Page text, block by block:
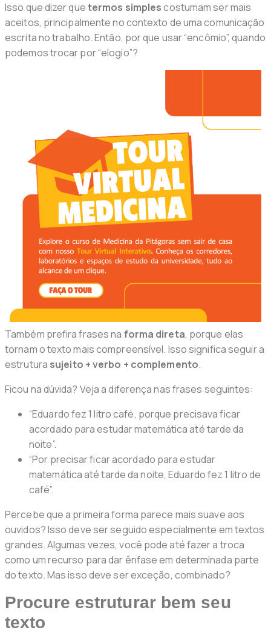
Isso que dizer quetermos simplescostumam ser mais
aceitos, principalmente no contexto de uma comunicação
escrita no trabalho. Então, por que usar “encômio”, quando
podemos trocar por “elogio”?
Também prefira frases na forma direta, porque elas
tornam o texto mais compreensível. Isso significa seguir a
estrutura sujeito + verbo + complemento.
Ficou na dúvida? Veja a diferença nas frases seguintes:
“Eduardo fez 1 litro café, porque precisava ficar
acordado para estudar matemática até tarde da
noite”.
“Por precisar ficar acordado para estudar
matemática até tarde da noite, Eduardo fez 1 litro de
café”.
Percebe que a primeira forma parece mais suave aos
ouvidos? Isso deve ser seguido especialmente em textos
grandes. Algumas vezes, você pode até fazer a troca
como um recurso para dar ênfase em determinada parte
do texto. Mas isso deve ser exceção, combinado?
Procure estruturar bem seu
texto